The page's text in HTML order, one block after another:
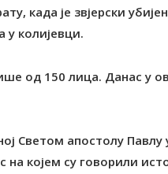
када је звјерски
у колијевци.
од 150 лица. Данас у
апостолу Павлу
на којем су говорили